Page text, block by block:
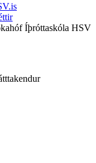
Íþróttaskóla HSV